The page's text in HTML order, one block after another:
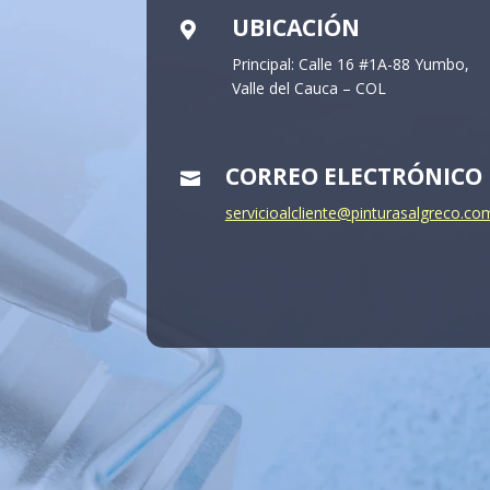
 UBICACIÓN
Principal: Calle 16 #1A-88 Yumbo,
Valle del Cauca – COL
 CORREO ELECTRÓNICO